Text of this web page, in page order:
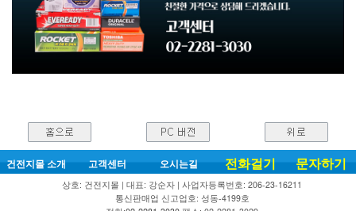
건전지몰 소개 고객센터 오시는길 전화걸기 문자하기
상호: 건전지몰 | 대표: 강순자 | 사업자등록번호: 206-23-16211
통신판매업 신고업호: 성동-4199호